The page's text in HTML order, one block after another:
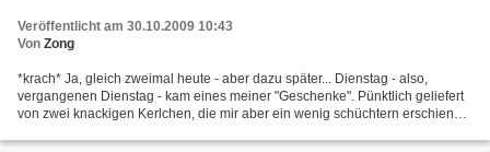
Veröffentlicht am 30.10.2009 10:43
Von Zong
*krach* Ja, gleich zweimal heute - aber dazu später... Dienstag - also,
vergangenen Dienstag - kam eines meiner "Geschenke". Pünktlich geliefert
von zwei knackigen Kerlchen, die mir aber ein wenig schüchtern erschienen.